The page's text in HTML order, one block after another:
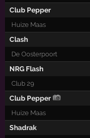
Club Pepper
Huize Maas
Clash
De Oosterpoort
NRG Flash
Club 29
Club Pepper
Huize Maas
Shadrak